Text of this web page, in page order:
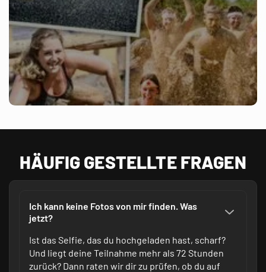
HÄUFIG GESTELLTE FRAGEN
Ich kann keine Fotos von mir finden. Was
jetzt?
Ist das Selfie, das du hochgeladen hast, scharf?
Und liegt deine Teilnahme mehr als 72 Stunden
zurück? Dann raten wir dir zu prüfen, ob du auf